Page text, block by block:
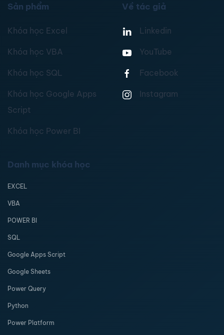
Sản phẩm
Khóa học Excel
Khóa học VBA
Khóa học SQL
Khóa học Google Apps
Script
Khóa học Power BI
Về tác giả
Linkedin
YouTube
Facebook
Instagram
Danh mục khóa học
EXCEL
VBA
POWER BI
SQL
Google Apps Script
Google Sheets
Power Query
Python
Power Platform